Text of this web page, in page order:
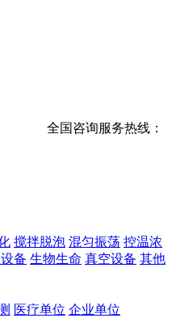
全国咨询服务热线：
搅拌脱泡 混匀振荡 控温浓
备 生物生命 真空设备 其他
医疗单位 企业单位